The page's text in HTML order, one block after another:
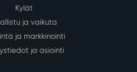
Kylät
ja vaikuta
ja markkinointi
ja asiointi